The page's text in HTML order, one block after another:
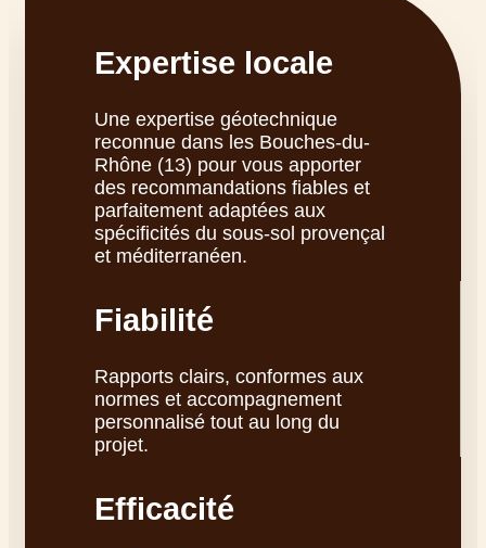
Expertise locale
Une expertise géotechnique
reconnue dans les Bouches-du-
Rhône (13) pour vous apporter
des recommandations fiables et
parfaitement adaptées aux
spécificités du sous-sol provençal
et méditerranéen.
Fiabilité
Rapports clairs, conformes aux
normes et accompagnement
personnalisé tout au long du
projet.
Efficacité